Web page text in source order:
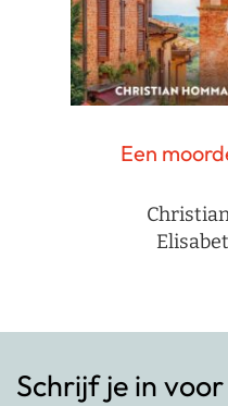
Een
Schrijf je in